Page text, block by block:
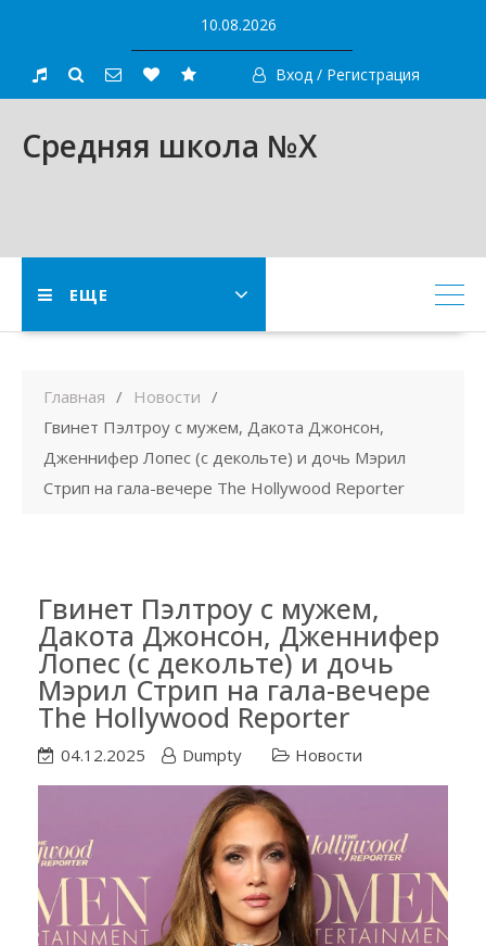
content
10.08.2026
Вход / Регистрация
Средняя школа №X
ЕЩЕ
Главная
Новости
Гвинет Пэлтроу с мужем, Дакота Джонсон,
Дженнифер Лопес (с декольте) и дочь Мэрил
Стрип на гала-вечере The Hollywood Reporter
Гвинет Пэлтроу с мужем,
Дакота Джонсон, Дженнифер
Лопес (с декольте) и дочь
Мэрил Стрип на гала-вечере
The Hollywood Reporter
04.12.2025 Dumpty Новости